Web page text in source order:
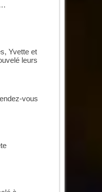
Yvette et
leurs
vous